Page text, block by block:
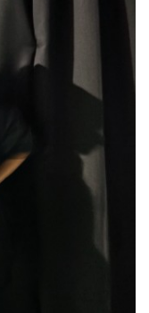
ほしい」「末永くお幸せ
女性との結婚を発表、
いのですか？」泣き寄っ
た私の本音